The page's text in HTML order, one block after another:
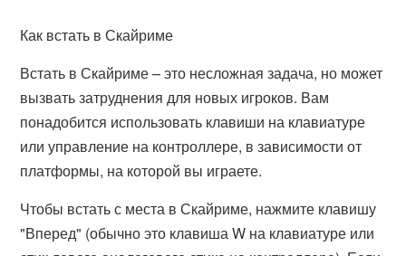
Как встать в Скайриме
Встать в Скайриме – это несложная задача, но может
вызвать затруднения для новых игроков. Вам
понадобится использовать клавиши на клавиатуре
или управление на контроллере, в зависимости от
платформы, на которой вы играете.
Чтобы встать с места в Скайриме, нажмите клавишу
"Вперед" (обычно это клавиша W на клавиатуре или